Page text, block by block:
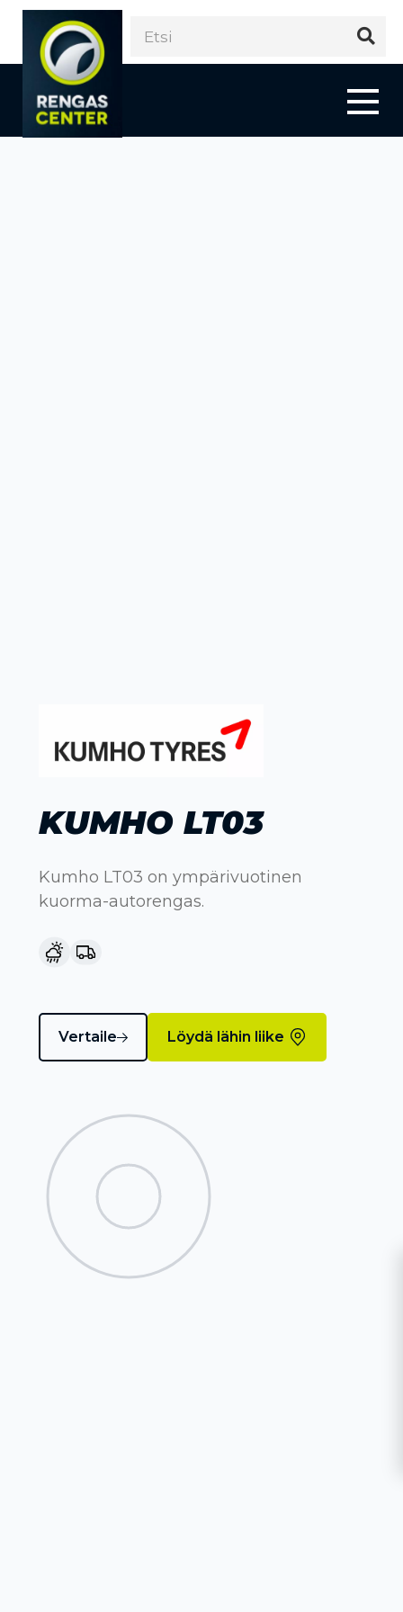
KUMHO LT03
Kumho LT03 on ympärivuotinen
kuorma-autorengas.
Vertaile Löydä lähin liike